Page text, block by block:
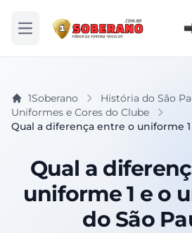
Abrir menu
1Soberano
História do São
Uniformes e Cores do Clube
Qual a diferença entre o uniforme
Qual a
uniforme 1 e o
do São